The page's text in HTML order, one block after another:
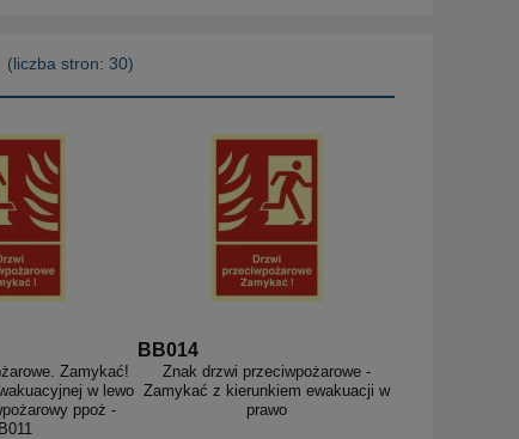
(liczba stron: 30)
Zamykać!
w lewo
ppoż -
BB014
Znak drzwi przeciwpożarowe -
Zamykać z kierunkiem ewakuacji w
prawo